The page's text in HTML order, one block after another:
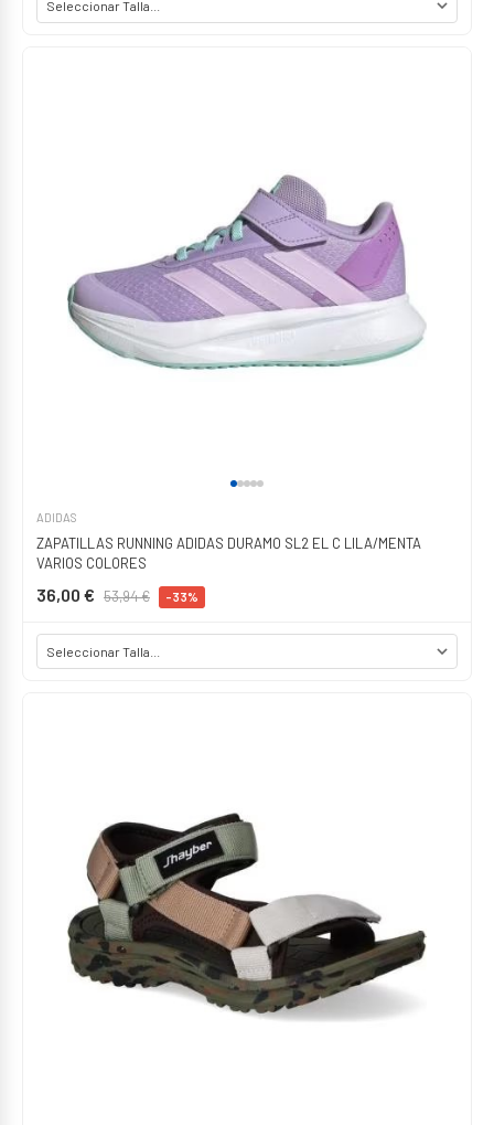
ADIDAS
ZAPATILLAS RUNNING ADIDAS DURAMO SL2 EL C LILA/MENTA
VARIOS COLORES
36,00 € 53,94 € -33%